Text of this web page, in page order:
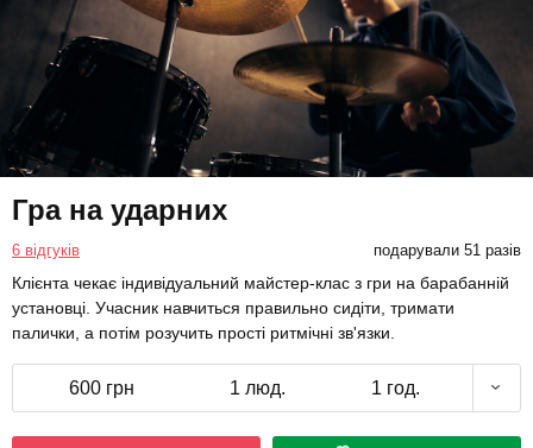
Гра на ударних
6 відгуків подарували 51 разів
Клієнта чекає індивідуальний майстер-клас з гри на барабанній
установці. Учасник навчиться правильно сидіти, тримати
палички, а потім розучить прості ритмічні зв'язки.
600 грн 1 люд. 1 год.